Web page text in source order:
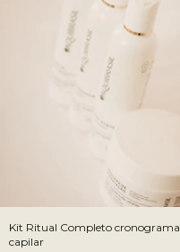
Kit Ritual Completo cronograma
capilar